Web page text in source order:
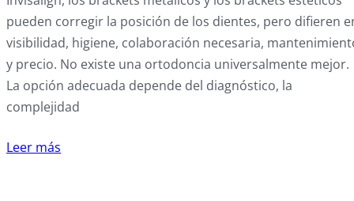
pueden corregir la posición de los dientes, pero difieren
visibilidad, higiene, colaboración necesaria,
y precio. No existe una ortodoncia universalmente mejor.
La opción adecuada depende del diagnóstico, la
complejidad
Leer más